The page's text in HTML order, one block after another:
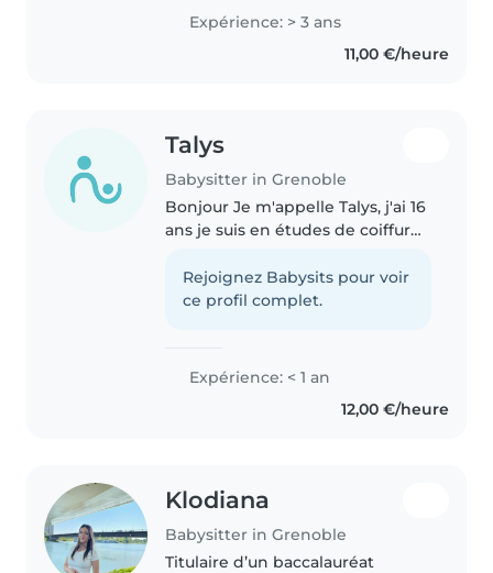
proposer mes services afin de
pouvoir être plus indépendante
Expérience: > 3 ans
11,00 €/heure
Talys
Babysitter in Grenoble
Bonjour Je m'appelle Talys, j'ai 16
ans je suis en études de coiffure,
en baby-sitting allant d'à peine
quelques mois à 10 ans, je suis
Rejoignez Babysits pour voir
ce profil complet.
Expérience: < 1 an
12,00 €/heure
Klodiana
Babysitter in Grenoble
Titulaire d’un baccalauréat